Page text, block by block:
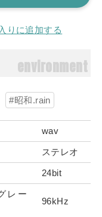
りに追加する
environment
昭和.rain
wav
ステレオ
24bit
レー
96kHz